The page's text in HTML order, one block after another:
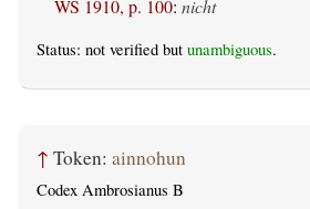
WS 1910, p. 100: nicht
Status: not verified but unambiguous.
↑ Token: ainnohun
Codex Ambrosianus B